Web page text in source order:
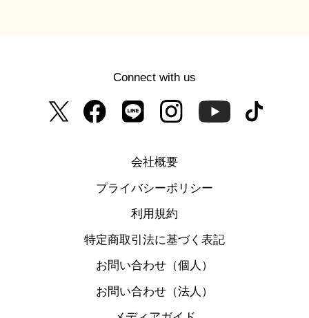
Connect with us
会社概要
プライバシーポリシー
利用規約
特定商取引法に基づく表記
お問い合わせ（個人）
お問い合わせ（法人）